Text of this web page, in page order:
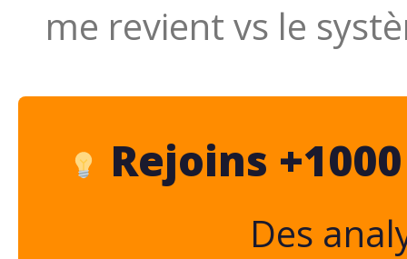
me revient vs le
Rejoins
Des